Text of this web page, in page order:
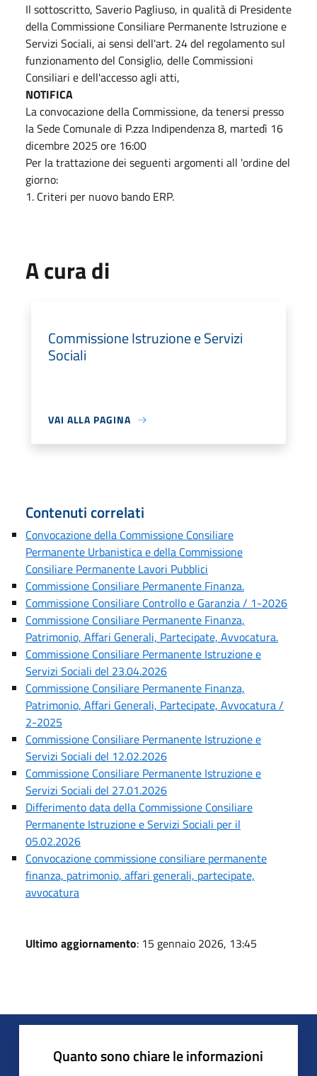
Il sottoscritto, Saverio Pagliuso, in qualità di Presidente
della Commissione Consiliare Permanente Istruzione e
Servizi Sociali, ai sensi dell'art. 24 del regolamento sul
funzionamento del Consiglio, delle Commissioni
Consiliari e dell'accesso agli atti,
NOTIFICA
La convocazione della Commissione, da tenersi presso
la Sede Comunale di P.zza Indipendenza 8, martedì 16
dicembre 2025 ore 16:00
Per la trattazione dei seguenti argomenti all 'ordine del
giorno:
1. Criteri per nuovo bando ERP.
A cura di
Commissione Istruzione e Servizi
Sociali
VAI ALLA PAGINA
Contenuti correlati
Convocazione della Commissione Consiliare
Permanente Urbanistica e della Commissione
Consiliare Permanente Lavori Pubblici
Commissione Consiliare Permanente Finanza.
Commissione Consiliare Controllo e Garanzia / 1-2026
Commissione Consiliare Permanente Finanza,
Patrimonio, Affari Generali, Partecipate, Avvocatura.
Commissione Consiliare Permanente Istruzione e
Servizi Sociali del 23.04.2026
Commissione Consiliare Permanente Finanza,
Patrimonio, Affari Generali, Partecipate, Avvocatura /
2-2025
Commissione Consiliare Permanente Istruzione e
Servizi Sociali del 12.02.2026
Commissione Consiliare Permanente Istruzione e
Servizi Sociali del 27.01.2026
Differimento data della Commissione Consiliare
Permanente Istruzione e Servizi Sociali per il
05.02.2026
Convocazione commissione consiliare permanente
finanza, patrimonio, affari generali, partecipate,
avvocatura
Ultimo aggiornamento: 15 gennaio 2026, 13:45
Quanto sono chiare le informazioni